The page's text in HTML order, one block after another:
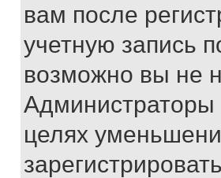
вам после
учетную запись
возможно вы не
Администраторы
целях